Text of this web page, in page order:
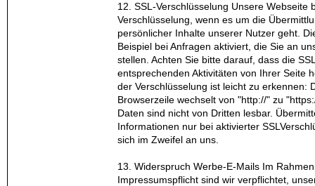
12. SSL-Verschlüsselung Unsere Webseite
Verschlüsselung, wenn es um die
persönlicher Inhalte unserer Nutzer geht.
Beispiel bei Anfragen aktiviert, die Sie an
stellen. Achten Sie bitte darauf, dass die
entsprechenden Aktivitäten von Ihrer Seite
der Verschlüsselung ist leicht zu erkennen:
Browserzeile wechselt von "http://" zu
Daten sind nicht von Dritten lesbar.
Informationen nur bei aktivierter
sich im Zweifel an uns.
13. Widerspruch Werbe-E-Mails Im
Impressumspflicht sind wir verpflichtet,